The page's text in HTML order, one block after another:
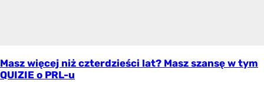
Masz więcej niż czterdzieści lat? Masz szansę w tym
QUIZIE o PRL-u